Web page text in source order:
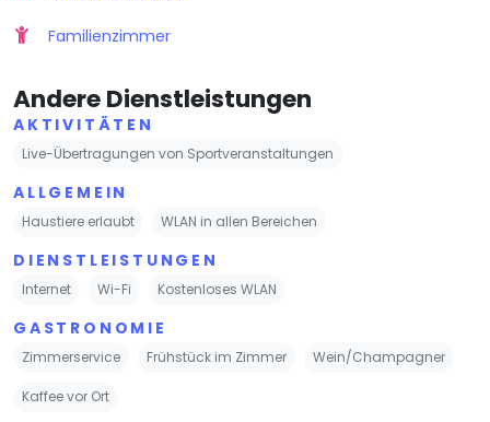
Familienzimmer
Andere Dienstleistungen
AKTIVITÄTEN
Live-Übertragungen von Sportveranstaltungen
ALLGEMEIN
Haustiere erlaubt WLAN in allen Bereichen
DIENSTLEISTUNGEN
Internet Wi-Fi Kostenloses WLAN
GASTRONOMIE
Zimmerservice Frühstück im Zimmer Wein/Champagner
Kaffee vor Ort